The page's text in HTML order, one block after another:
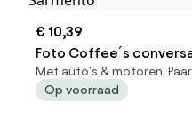
€ 10,39
Foto Coffee´s
Sarmento
Met auto's & motoren,
Op voorraad